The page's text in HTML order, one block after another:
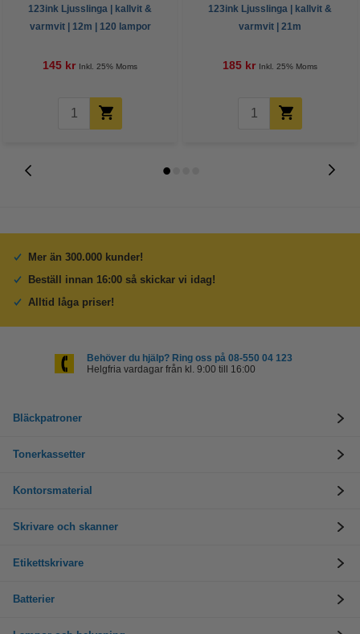
123ink Ljusslinga | kallvit &
varmvit | 12m | 120 lampor
145 kr Inkl. 25% Moms
123ink Ljusslinga | kallvit &
varmvit | 21m
185 kr Inkl. 25% Moms
Mer än 300.000 kunder!
Beställ innan 16:00 så skickar vi idag!
Alltid låga priser!
Behöver du hjälp? Ring oss på 08-550 04 123
Helgfria vardagar från kl. 9:00 till 16:00
Bläckpatroner
Tonerkassetter
Kontorsmaterial
Skrivare och skanner
Etikettskrivare
Batterier